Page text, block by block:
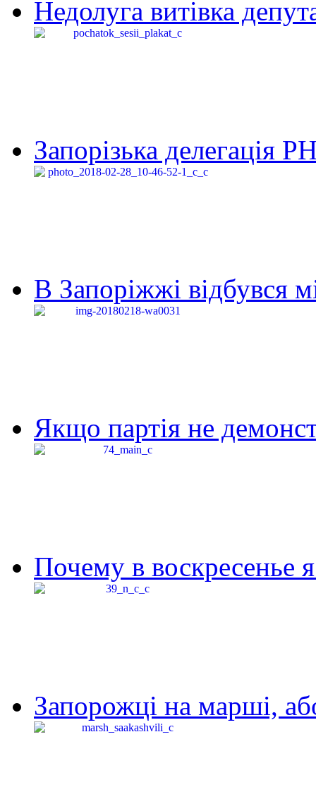
Недолуга витівка
Запорізька делегація
В Запоріжжі відбувся
Якщо партія не
Почему в воскресенье
Запорожці на марші,